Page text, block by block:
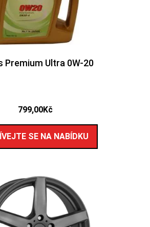
Premium Ultra 0W-20
799,00Kč
SE NA NABÍDKU